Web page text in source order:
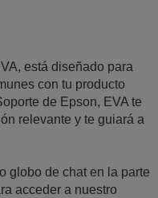
está diseñado para
con tu producto
de Epson, EVA te
relevante y te guiará a
globo de chat en la parte
acceder a nuestro